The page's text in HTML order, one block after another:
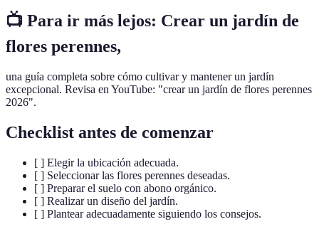
📺 Para ir más lejos: Crear un jardín de
flores perennes,
una guía completa sobre cómo cultivar y mantener un jardín
excepcional. Revisa en YouTube: "crear un jardín de flores perennes
2026".
Checklist antes de comenzar
[ ] Elegir la ubicación adecuada.
[ ] Seleccionar las flores perennes deseadas.
[ ] Preparar el suelo con abono orgánico.
[ ] Realizar un diseño del jardín.
[ ] Plantear adecuadamente siguiendo los consejos.